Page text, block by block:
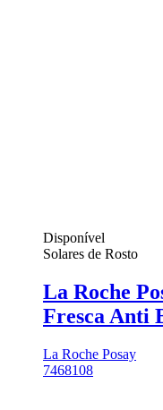
Disponível
Solares de Rosto
La Roche
Fresca Anti
La Roche Posay
7468108